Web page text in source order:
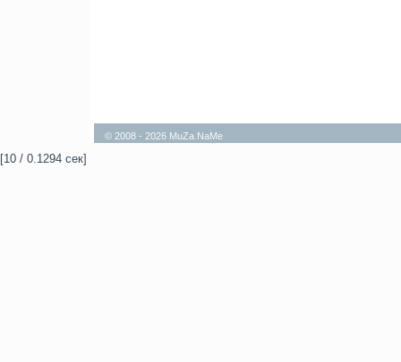
© 2008 - 2026 MuZa.NaMe
[10 / 0.1294 сек]